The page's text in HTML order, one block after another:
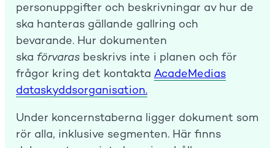
personuppgifter och beskrivningar av hur de
ska hanteras gällande gallring och
bevarande. Hur dokumenten
ska förvaras beskrivs inte i planen och för
frågor kring det kontakta AcadeMedias
dataskyddsorganisation.
Under koncernstaberna ligger dokument som
rör alla, inklusive segmenten. Här finns